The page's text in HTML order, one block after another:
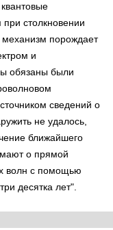
столкновении
порождает
и
обязаны были
сведений о
не удалось,
ближайшего
о прямой
волн с помощью
десятка лет".